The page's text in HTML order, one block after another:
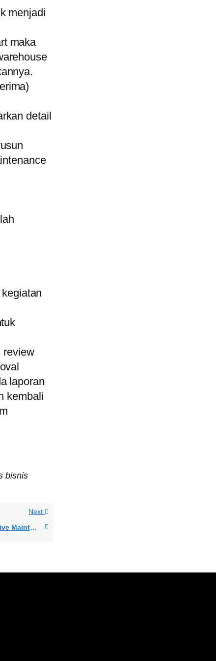
menjadi
maka
detail
review
laporan
kembali
bisnis
Next
Flow Process Corrective Maintenance